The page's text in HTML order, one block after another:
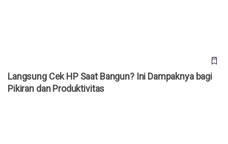
Langsung Cek HP Saat Bangun? Ini Dampaknya bagi
Pikiran dan Produktivitas